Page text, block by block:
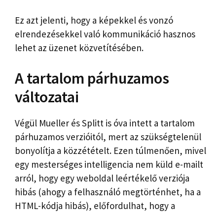
Ez azt jelenti, hogy a képekkel és vonzó
elrendezésekkel való kommunikáció hasznos
lehet az üzenet közvetítésében.
A tartalom párhuzamos
változatai
Végül Mueller és Splitt is óva intett a tartalom
párhuzamos verzióitól, mert az szükségtelenül
bonyolítja a közzétételt. Ezen túlmenően, mivel
egy mesterséges intelligencia nem küld e-mailt
arról, hogy egy weboldal leértékelő verziója
hibás (ahogy a felhasználó megtörténhet, ha a
HTML-kódja hibás), előfordulhat, hogy a